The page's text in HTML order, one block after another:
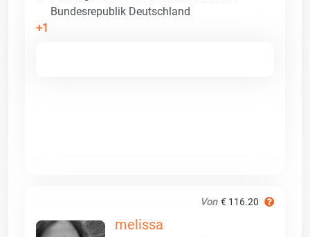
Bundesrepublik Deutschland
+1
Von € 116.20
melissa